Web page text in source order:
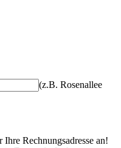
(z.B. Rosenallee
Rechnungsadresse an!